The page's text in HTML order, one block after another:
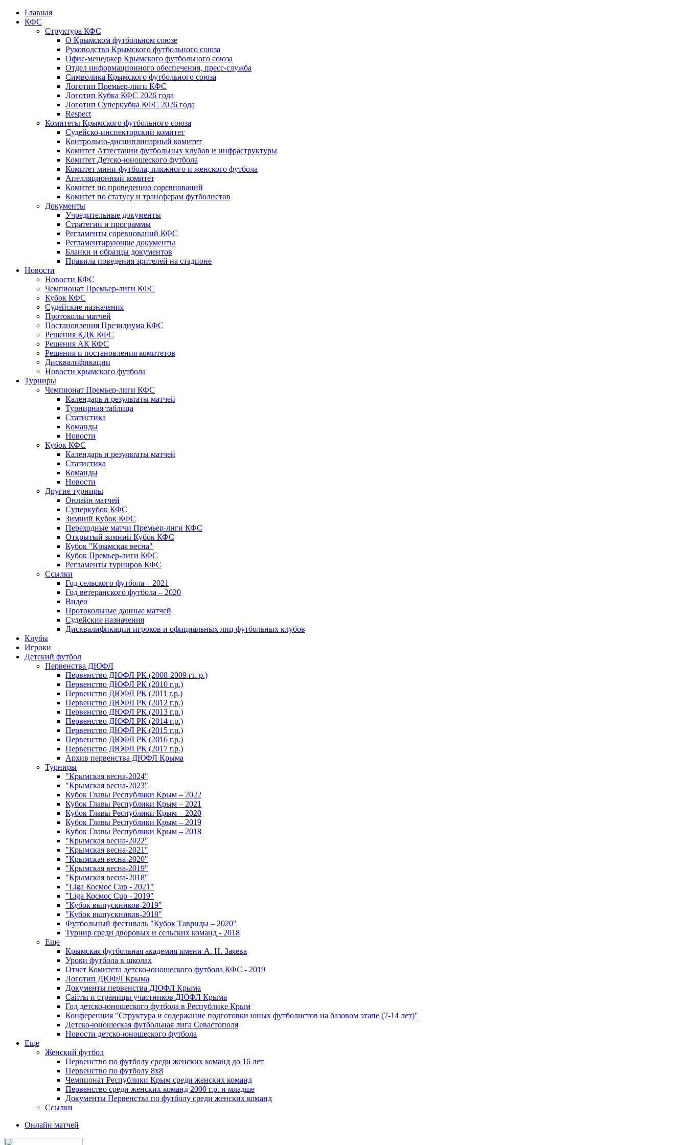
Главная
КФС
Структура КФС
О Крымском футбольном союзе
Руководство Крымского футбольного союза
Офис-менеджер Крымского футбольного союза
Отдел информационного обеспечения, пресс-служба
Символика Крымского футбольного союза
Логотип Премьер-лиги КФС
Логотип Кубка КФС 2026 года
Логотип Суперкубка КФС 2026 года
Respect
Комитеты Крымского футбольного союза
Судейско-инспекторский комитет
Контрольно-дисциплинарный комитет
Комитет Аттестации футбольных клубов и инфраструктуры
Комитет Детско-юношеского футбола
Комитет мини-футбола, пляжного и женского футбола
Апелляционный комитет
Комитет по проведению соревнований
Комитет по статусу и трансферам футболистов
Документы
Учредительные документы
Стратегии и программы
Регламенты соревнований КФС
Регламентирующие документы
Бланки и образцы документов
Правила поведения зрителей на стадионе
Новости
Новости КФС
Чемпионат Премьер-лиги КФС
Кубок КФС
Судейские назначения
Протоколы матчей
Постановления Президиума КФС
Решения КДК КФС
Решения АК КФС
Решения и постановления комитетов
Дисквалификации
Новости крымского футбола
Турниры
Чемпионат Премьер-лиги КФС
Календарь и результаты матчей
Турнирная таблица
Статистика
Команды
Новости
Кубок КФС
Календарь и результаты матчей
Статистика
Команды
Новости
Другие турниры
Онлайн матчей
Суперкубок КФС
Зимний Кубок КФС
Переходные матчи Премьер-лиги КФС
Открытый зимний Кубок КФС
Кубок "Крымская весна"
Кубок Премьер-лиги КФС
Регламенты турниров КФС
Ссылки
Год сельского футбола – 2021
Год ветеранского футбола – 2020
Видео
Протокольные данные матчей
Судейские назначения
Дисквалификации игроков и официальных лиц футбольных клубов
Клубы
Игроки
Детский футбол
Первенства ДЮФЛ
Первенство ДЮФЛ РК (2008-2009 гг. р.)
Первенство ДЮФЛ РК (2010 г.р.)
Первенство ДЮФЛ РК (2011 г.р.)
Первенство ДЮФЛ РК (2012 г.р.)
Первенство ДЮФЛ РК (2013 г.р.)
Первенство ДЮФЛ РК (2014 г.р.)
Первенство ДЮФЛ РК (2015 г.р.)
Первенство ДЮФЛ РК (2016 г.р.)
Первенство ДЮФЛ РК (2017 г.р.)
Архив первенства ДЮФЛ Крыма
Турниры
"Крымская весна-2024"
"Крымская весна-2023"
Кубок Главы Республики Крым – 2022
Кубок Главы Республики Крым – 2021
Кубок Главы Республики Крым – 2020
Кубок Главы Республики Крым – 2019
Кубок Главы Республики Крым – 2018
"Крымская весна-2022"
"Крымская весна-2021"
"Крымская весна-2020"
"Крымская весна-2019"
"Крымская весна-2018"
"Liga Космос Cup - 2021"
"Liga Космос Cup - 2019"
"Кубок выпускников-2019"
"Кубок выпускников-2018"
Футбольный фестиваль "Кубок Тавриды – 2020"
Турнир среди дворовых и сельских команд - 2018
Еще
Крымская футбольная академия имени А. Н. Заяева
Уроки футбола в школах
Отчет Комитета детско-юношеского футбола КФС - 2019
Логотип ДЮФЛ Крыма
Документы первенства ДЮФЛ Крыма
Сайты и страницы участников ДЮФЛ Крыма
Год детско-юношеского футбола в Республике Крым
Конференция "Структура и содержание подготовки юных футболистов на базовом этапе (7-14 лет)"
Детско-юношеская футбольная лига Севастополя
Новости детско-юношеского футбола
Еще
Женский футбол
Первенство по футболу среди женских команд до 16 лет
Первенство по футболу 8х8
Чемпионат Республики Крым среди женских команд
Первенство среди женских команд 2000 г.р. и младше
Документы Первенства по футболу среди женских команд
Ссылки
Онлайн матчей